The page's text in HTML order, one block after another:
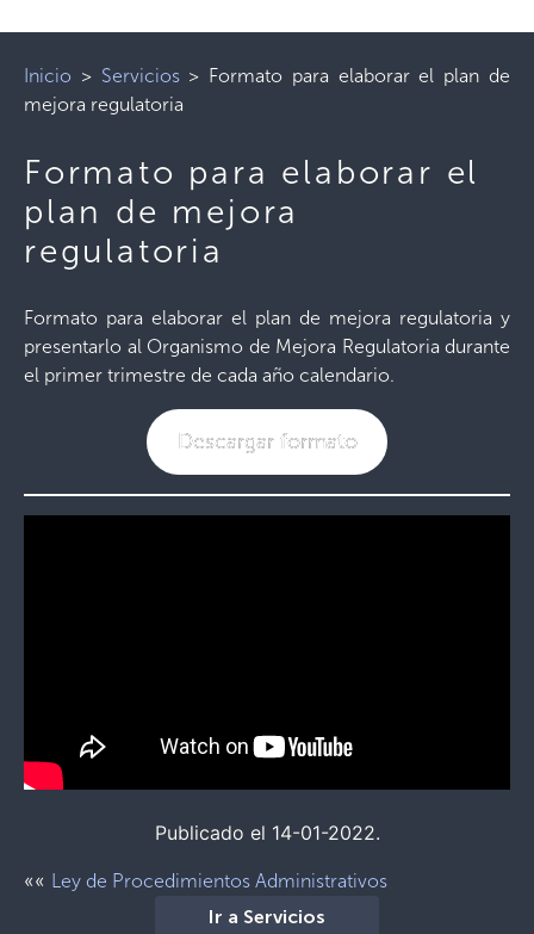
Inicio > Servicios> Formato para elaborar el plan de
mejora regulatoria
Formato para elaborar el
plan de mejora
regulatoria
Formato para elaborar el plan de mejora regulatoria y
presentarlo al Organismo de Mejora Regulatoria durante
el primer trimestre de cada año calendario.
Descargar formato
Publicado el 14-01-2022.
«« Ley de Procedimientos Administrativos
Ir a Servicios